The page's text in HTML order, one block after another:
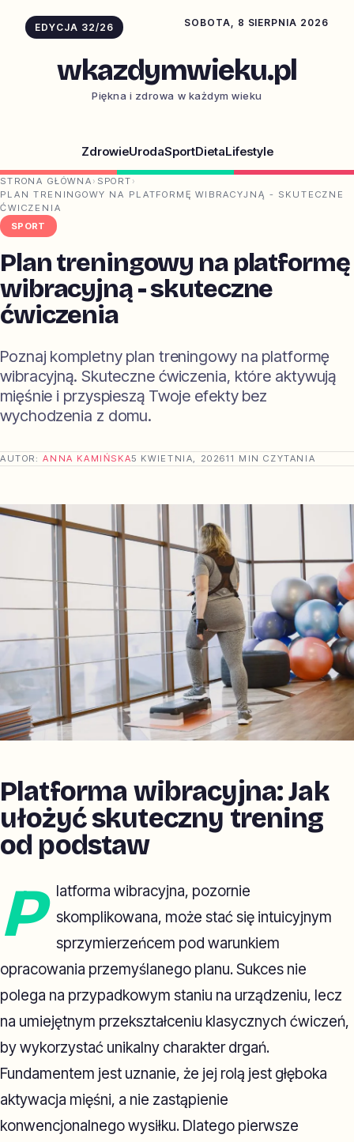
EDYCJA 32/26 SOBOTA, 8 SIERPNIA 2026
wkazdymwieku.pl
Piękna i zdrowa w każdym wieku
ZdrowieUrodaSportDietaLifestyle
STRONA GŁÓWNA › SPORT ›
PLAN TRENINGOWY NA PLATFORMĘ WIBRACYJNĄ - SKUTECZNE
ĆWICZENIA
SPORT
Plan treningowy na platformę
wibracyjną - skuteczne
ćwiczenia
Poznaj kompletny plan treningowy na platformę
wibracyjną. Skuteczne ćwiczenia, które aktywują
mięśnie i przyspieszą Twoje efekty bez
wychodzenia z domu.
AUTOR:ANNA KAMIŃSKA5 KWIETNIA, 202611 MIN CZYTANIA
Platforma wibracyjna: Jak
ułożyć skuteczny trening
od podstaw
P
latforma wibracyjna, pozornie
skomplikowana, może stać się intuicyjnym
sprzymierzeńcem pod warunkiem
opracowania przemyślanego planu. Sukces nie
polega na przypadkowym staniu na urządzeniu, lecz
na umiejętnym przekształceniu klasycznych ćwiczeń,
by wykorzystać unikalny charakter drgań.
Fundamentem jest uznanie, że jej rolą jest głęboka
aktywacja mięśni, a nie zastąpienie
konwencjonalnego wysiłku. Dlatego pierwsze